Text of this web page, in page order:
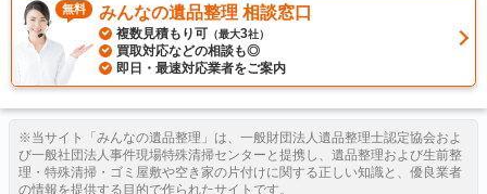
無料 みんなの遺品整理 相談窓口
複数見積もり可 （最大3社）
買取対応などの相談も◎
即日・最速対応業者をご案内
※当サイト「みんなの遺品整理」は、一般財団法人遺品整理士認定協会およ
び一般社団法人事件現場特殊清掃センターと提携し、遺品整理および生前整
理・特殊清掃・ゴミ屋敷や空き家の片付けに関する正しい知識と、優良業者
の情報を提供する目的で作られたサイトです。